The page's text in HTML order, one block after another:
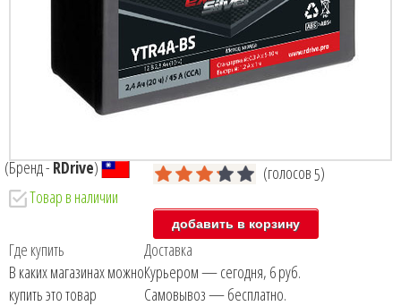
(Бренд -RDrive) (голосов5)
Товар в наличии
Где купить
В каких магазинах можно
купить это товар
Доставка
Курьером — сегодня, 6 руб.
Самовывоз — бесплатно.